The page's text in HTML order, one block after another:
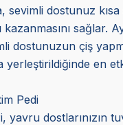
sevimli dostunuz
kazanmasını sağlar.
dostunuzun çiş
yerleştirildiğinde en
Pedi
yavru dostlarınızın